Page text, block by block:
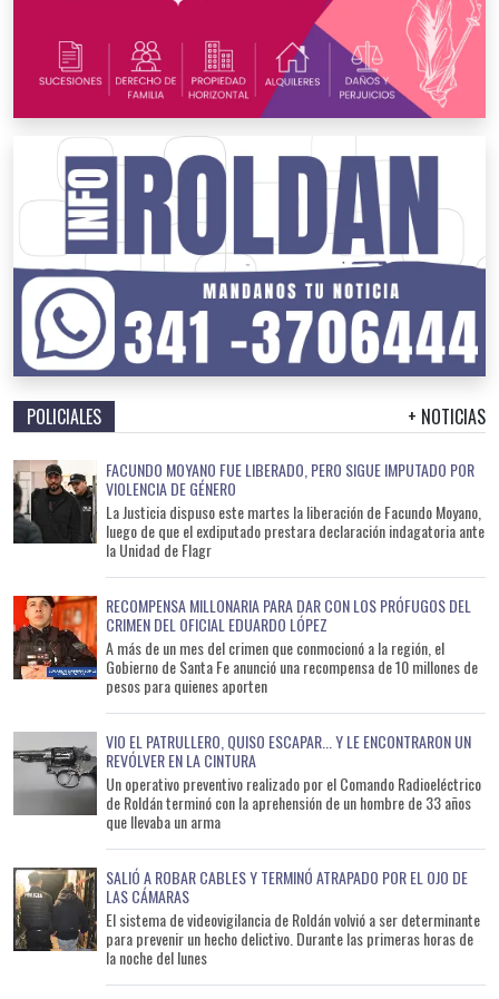
POLICIALES + NOTICIAS
FACUNDO MOYANO FUE LIBERADO, PERO SIGUE IMPUTADO POR
VIOLENCIA DE GÉNERO
La Justicia dispuso este martes la liberación de Facundo Moyano,
luego de que el exdiputado prestara declaración indagatoria ante
la Unidad de Flagr
RECOMPENSA MILLONARIA PARA DAR CON LOS PRÓFUGOS DEL
CRIMEN DEL OFICIAL EDUARDO LÓPEZ
A más de un mes del crimen que conmocionó a la región, el
Gobierno de Santa Fe anunció una recompensa de 10 millones de
pesos para quienes aporten
VIO EL PATRULLERO, QUISO ESCAPAR... Y LE ENCONTRARON UN
REVÓLVER EN LA CINTURA
Un operativo preventivo realizado por el Comando Radioeléctrico
de Roldán terminó con la aprehensión de un hombre de 33 años
que llevaba un arma
SALIÓ A ROBAR CABLES Y TERMINÓ ATRAPADO POR EL OJO DE
LAS CÁMARAS
El sistema de videovigilancia de Roldán volvió a ser determinante
para prevenir un hecho delictivo. Durante las primeras horas de
la noche del lunes